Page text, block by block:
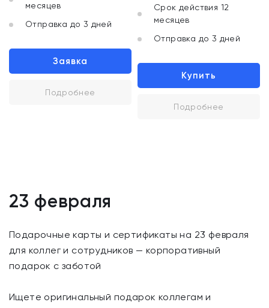
месяцев
Отправка до 3 дней
Заявка
Подробнее
Срок действия 12
месяцев
Отправка до 3 дней
Купить
Подробнее
23 февраля
Подарочные карты и сертификаты на 23 февраля
для коллег и сотрудников — корпоративный
подарок с заботой
Ищете оригинальный подарок коллегам и